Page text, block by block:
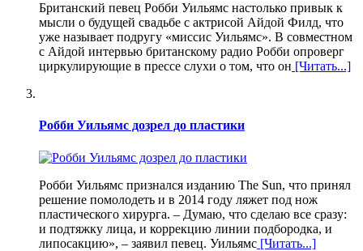
Британский певец Робби Уильямс настолько привык к
мысли о будущей свадьбе с актрисой Айдой Филд, что
уже называет подругу «миссис Уильямс». В совместном
с Айдой интервью британскому радио Робби опроверг
циркулирующие в прессе слухи о том, что он [Читать...]
Робби Уильямс дозрел до пластики
Робби Уильямс признался изданию The Sun, что принял
решение помолодеть и в 2014 году ляжет под нож
пластического хирурга. – Думаю, что сделаю все сразу:
и подтяжку лица, и коррекцию линии подбородка, и
липосакцию», – заявил певец. Уильямс [Читать...]